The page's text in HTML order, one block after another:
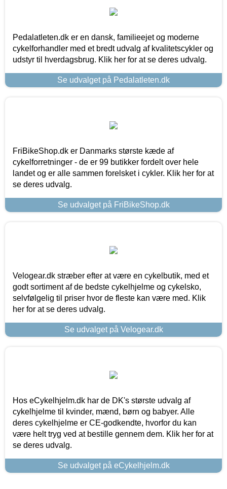
Pedalatleten.dk er en dansk, familieejet og moderne
cykelforhandler med et bredt udvalg af kvalitetscykler og
udstyr til hverdagsbrug. Klik her for at se deres udvalg.
Se udvalget på Pedalatleten.dk
FriBikeShop.dk er Danmarks største kæde af
cykelforretninger - de er 99 butikker fordelt over hele
landet og er alle sammen forelsket i cykler. Klik her for at
se deres udvalg.
Se udvalget på FriBikeShop.dk
Velogear.dk stræber efter at være en cykelbutik, med et
godt sortiment af de bedste cykelhjelme og cykelsko,
selvfølgelig til priser hvor de fleste kan være med. Klik
her for at se deres udvalg.
Se udvalget på Velogear.dk
Hos eCykelhjelm.dk har de DK's største udvalg af
cykelhjelme til kvinder, mænd, børn og babyer. Alle
deres cykelhjelme er CE-godkendte, hvorfor du kan
være helt tryg ved at bestille gennem dem. Klik her for at
se deres udvalg.
Se udvalget på eCykelhjelm.dk